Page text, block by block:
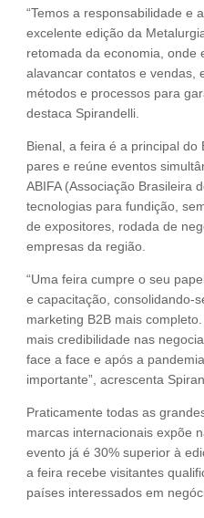
“Temos a responsabilidade e
excelente edição da
retomada da economia, onde
alavancar contatos e vendas,
métodos e processos para
destaca Spirandelli.
Bienal, a feira é a principal do
pares e reúne eventos
ABIFA (Associação Brasileira
tecnologias para fundição,
de expositores, rodada de
empresas da região.
“Uma feira cumpre o seu
e capacitação, consolidando-
marketing B2B mais
mais credibilidade nas
face a face e após a
importante”, acrescenta
Praticamente todas as
marcas internacionais expõe
evento já é 30% superior à
a feira recebe visitantes
países interessados em